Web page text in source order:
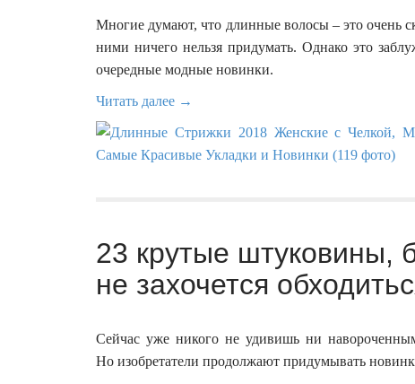
Многие думают, что длинные волосы – это очень
ними ничего нельзя придумать. Однако это
очередные модные новинки.
Читать далее →
23 крутые штуковины,
не захочется
Сейчас уже никого не удивишь ни
Но изобретатели продолжают придумывать